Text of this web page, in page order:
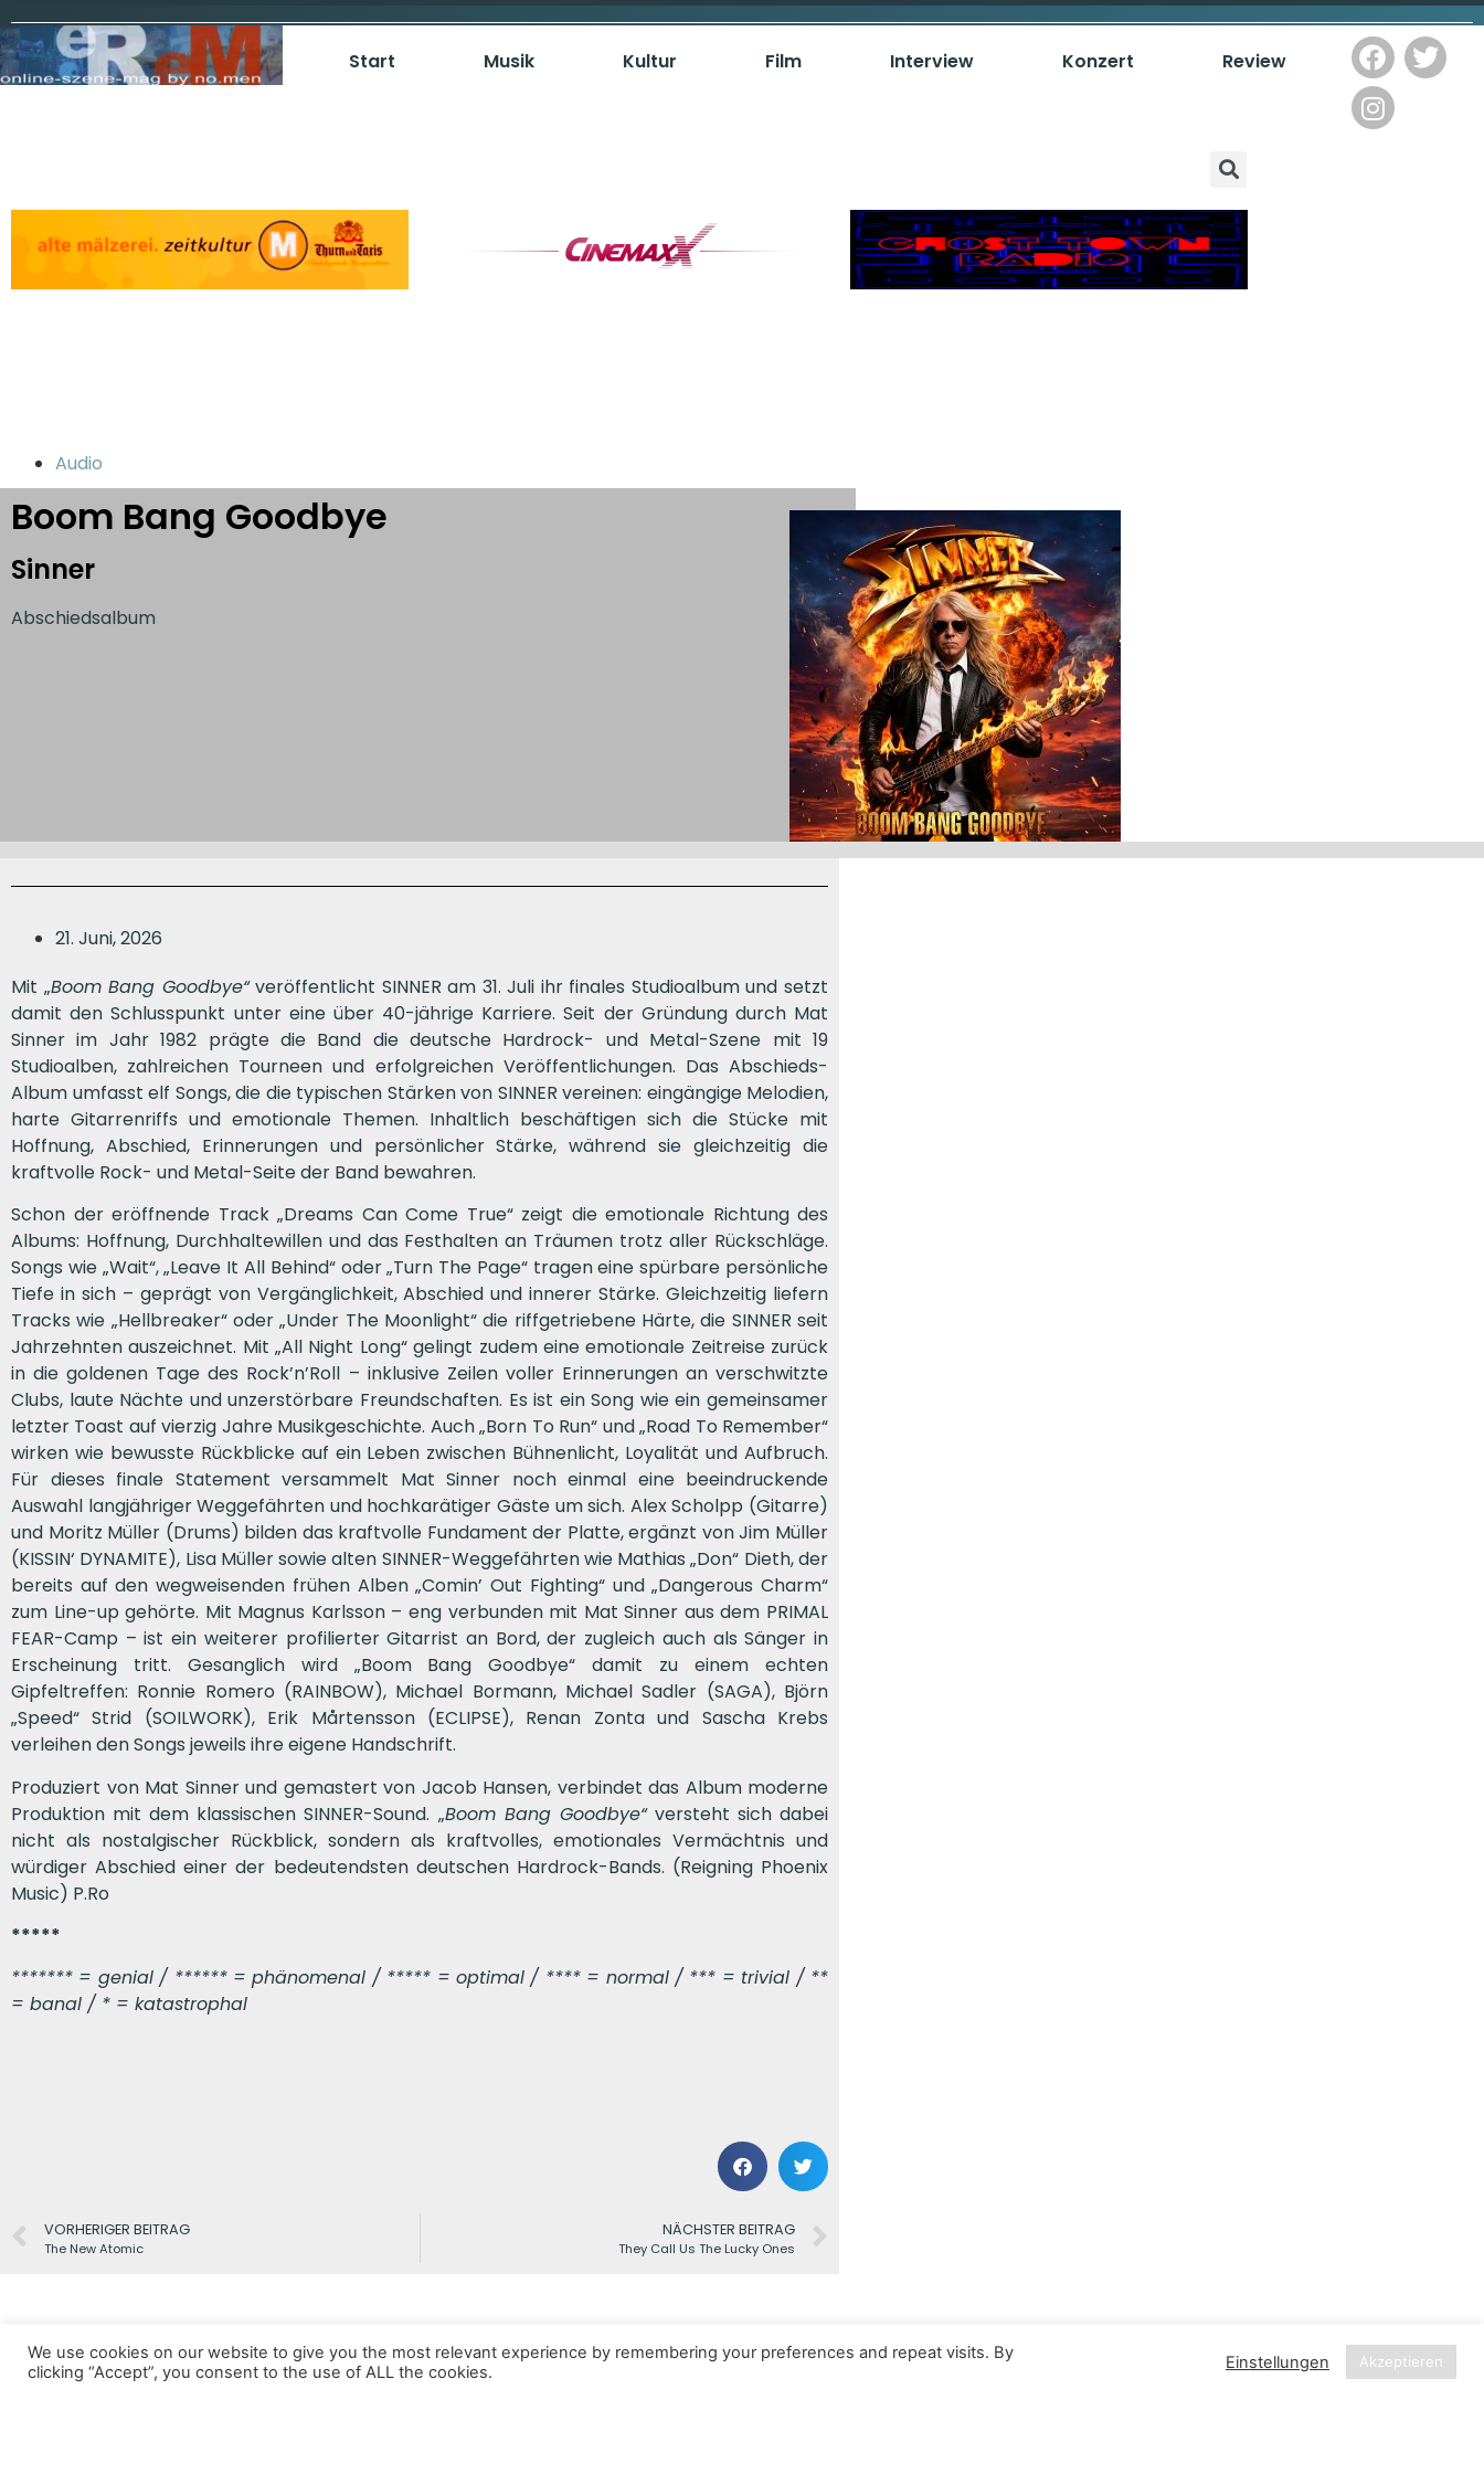
Start Musik Kultur Film Interview Konzert Review
Audio
Boom Bang Goodbye
Sinner
Abschiedsalbum
21. Juni, 2026
Mit „Boom Bang Goodbye“veröffentlicht SINNER am 31. Juli ihr finales Studioalbum und setzt
damit den Schlusspunkt unter eine über 40-jährige Karriere. Seit der Gründung durch Mat
Sinner im Jahr 1982 prägte die Band die deutsche Hardrock- und Metal-Szene mit 19
Studioalben, zahlreichen Tourneen und erfolgreichen Veröffentlichungen. Das Abschieds-
Album umfasst elf Songs, die die typischen Stärken von SINNER vereinen: eingängige Melodien,
harte Gitarrenriffs und emotionale Themen. Inhaltlich beschäftigen sich die Stücke mit
Hoffnung, Abschied, Erinnerungen und persönlicher Stärke, während sie gleichzeitig die
kraftvolle Rock- und Metal-Seite der Band bewahren.
Schon der eröffnende Track „Dreams Can Come True“ zeigt die emotionale Richtung des
Albums: Hoffnung, Durchhaltewillen und das Festhalten an Träumen trotz aller Rückschläge.
Songs wie „Wait“, „Leave It All Behind“ oder „Turn The Page“ tragen eine spürbare persönliche
Tiefe in sich – geprägt von Vergänglichkeit, Abschied und innerer Stärke. Gleichzeitig liefern
Tracks wie „Hellbreaker“ oder „Under The Moonlight“ die riffgetriebene Härte, die SINNER seit
Jahrzehnten auszeichnet. Mit „All Night Long“ gelingt zudem eine emotionale Zeitreise zurück
in die goldenen Tage des Rock’n’Roll – inklusive Zeilen voller Erinnerungen an verschwitzte
Clubs, laute Nächte und unzerstörbare Freundschaften. Es ist ein Song wie ein gemeinsamer
letzter Toast auf vierzig Jahre Musikgeschichte. Auch „Born To Run“ und „Road To Remember“
wirken wie bewusste Rückblicke auf ein Leben zwischen Bühnenlicht, Loyalität und Aufbruch.
Für dieses finale Statement versammelt Mat Sinner noch einmal eine beeindruckende
Auswahl langjähriger Weggefährten und hochkarätiger Gäste um sich. Alex Scholpp (Gitarre)
und Moritz Müller (Drums) bilden das kraftvolle Fundament der Platte, ergänzt von Jim Müller
(KISSIN‘ DYNAMITE), Lisa Müller sowie alten SINNER-Weggefährten wie Mathias „Don“ Dieth, der
bereits auf den wegweisenden frühen Alben „Comin’ Out Fighting“ und „Dangerous Charm“
zum Line-up gehörte. Mit Magnus Karlsson – eng verbunden mit Mat Sinner aus dem PRIMAL
FEAR-Camp – ist ein weiterer profilierter Gitarrist an Bord, der zugleich auch als Sänger in
Erscheinung tritt. Gesanglich wird „Boom Bang Goodbye“ damit zu einem echten
Gipfeltreffen: Ronnie Romero (RAINBOW), Michael Bormann, Michael Sadler (SAGA), Björn
„Speed“ Strid (SOILWORK), Erik Mårtensson (ECLIPSE), Renan Zonta und Sascha Krebs
verleihen den Songs jeweils ihre eigene Handschrift.
Produziert von Mat Sinner und gemastert von Jacob Hansen, verbindet das Album moderne
Produktion mit dem klassischen SINNER-Sound. „Boom Bang Goodbye“versteht sich dabei
nicht als nostalgischer Rückblick, sondern als kraftvolles, emotionales Vermächtnis und
würdiger Abschied einer der bedeutendsten deutschen Hardrock-Bands. (Reigning Phoenix
Music) P.Ro
*****
******* = genial / ****** = phänomenal / ***** = optimal / **** = normal / *** = trivial / **
= banal / * = katastrophal
VORHERIGER BEITRAG
The New Atomic
NÄCHSTER BEITRAG
They Call Us The Lucky Ones
We use cookies on our website to give you the most relevant experience by remembering your preferences and repeat visits. By
clicking “Accept”, you consent to the use of ALL the cookies.
Einstellungen Akzeptieren